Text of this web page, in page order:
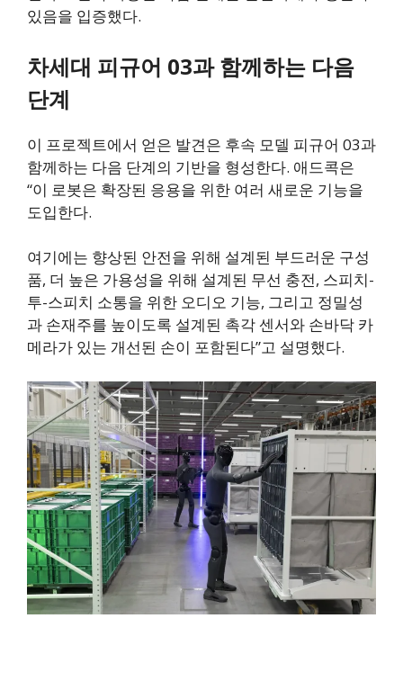
있음을 입증했다.
차세대 피규어 03과 함께하는 다음
단계
이 프로젝트에서 얻은 발견은 후속 모델 피규어 03과
함께하는 다음 단계의 기반을 형성한다. 애드콕은
“이 로봇은 확장된 응용을 위한 여러 새로운 기능을
도입한다.
여기에는 향상된 안전을 위해 설계된 부드러운 구성
품, 더 높은 가용성을 위해 설계된 무선 충전, 스피치-
투-스피치 소통을 위한 오디오 기능, 그리고 정밀성
과 손재주를 높이도록 설계된 촉각 센서와 손바닥 카
메라가 있는 개선된 손이 포함된다”고 설명했다.